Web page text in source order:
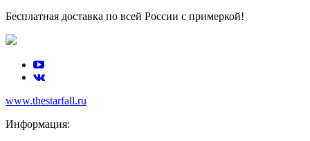
Бесплатная доставка по всей России с примеркой!
www.thestarfall.ru
Информация: